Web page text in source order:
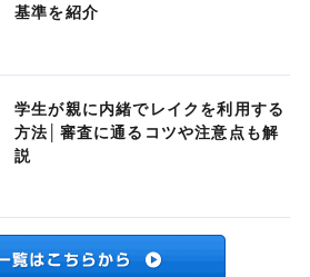
基準を紹介
学生が親に内緒でレイクを利用する
方法│審査に通るコツや注意点も解
説